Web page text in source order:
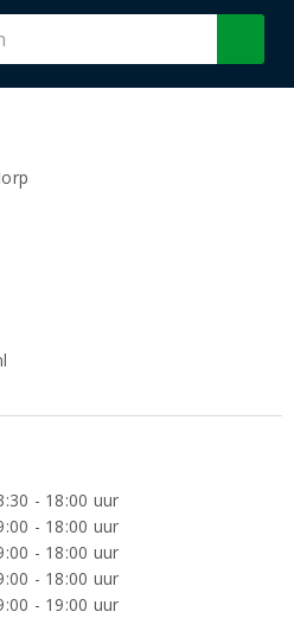
- 18:00 uur
- 18:00 uur
- 18:00 uur
- 18:00 uur
- 19:00 uur